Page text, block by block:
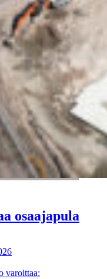
osaajapula
varoittaa: